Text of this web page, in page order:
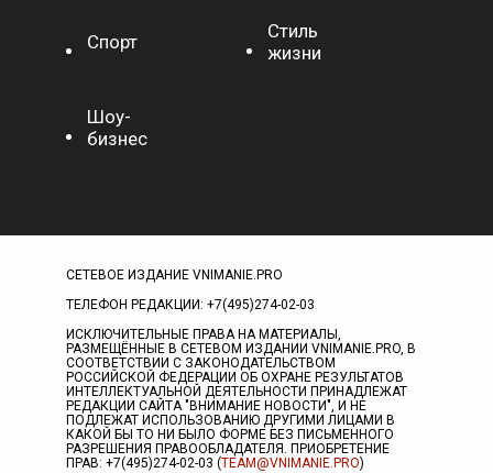
Спорт
Стиль
жизни
Шоу-
бизнес
СЕТЕВОЕ ИЗДАНИЕ VNIMANIE.PRO
ТЕЛЕФОН РЕДАКЦИИ: +7(495)274-02-03
ИСКЛЮЧИТЕЛЬНЫЕ ПРАВА НА МАТЕРИАЛЫ,
РАЗМЕЩЁННЫЕ В СЕТЕВОМ ИЗДАНИИ VNIMANIE.PRO, В
СООТВЕТСТВИИ С ЗАКОНОДАТЕЛЬСТВОМ
РОССИЙСКОЙ ФЕДЕРАЦИИ ОБ ОХРАНЕ РЕЗУЛЬТАТОВ
ИНТЕЛЛЕКТУАЛЬНОЙ ДЕЯТЕЛЬНОСТИ ПРИНАДЛЕЖАТ
РЕДАКЦИИ САЙТА "ВНИМАНИЕ НОВОСТИ", И НЕ
ПОДЛЕЖАТ ИСПОЛЬЗОВАНИЮ ДРУГИМИ ЛИЦАМИ В
КАКОЙ БЫ ТО НИ БЫЛО ФОРМЕ БЕЗ ПИСЬМЕННОГО
РАЗРЕШЕНИЯ ПРАВООБЛАДАТЕЛЯ. ПРИОБРЕТЕНИЕ
ПРАВ: +7(495)274-02-03 (TEAM@VNIMANIE.PRO)